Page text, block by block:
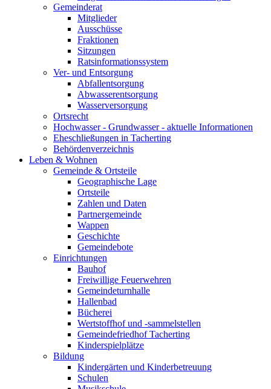
Gemeinderat
Mitglieder
Ausschüsse
Fraktionen
Sitzungen
Ratsinformationssystem
Ver- und Entsorgung
Abfallentsorgung
Abwasserentsorgung
Wasserversorgung
Ortsrecht
Hochwasser - Grundwasser - aktuelle Informationen
Eheschließungen in Tacherting
Behördenverzeichnis
Leben & Wohnen
Gemeinde & Ortsteile
Geographische Lage
Ortsteile
Zahlen und Daten
Partnergemeinde
Wappen
Geschichte
Gemeindebote
Einrichtungen
Bauhof
Freiwillige Feuerwehren
Gemeindeturnhalle
Hallenbad
Bücherei
Wertstoffhof und -sammelstellen
Gemeindefriedhof Tacherting
Kinderspielplätze
Bildung
Kindergärten und Kinderbetreuung
Schulen